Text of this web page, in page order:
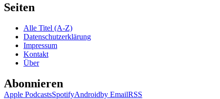
Seiten
Alle Titel (A-Z)
Datenschutzerklärung
Impressum
Kontakt
Über
Abonnieren
Apple PodcastsSpotifyAndroidby EmailRSS